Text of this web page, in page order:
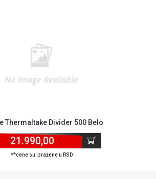
Thermaltake Divider 500 Belo
21.990,00
**cene su izražene u RSD